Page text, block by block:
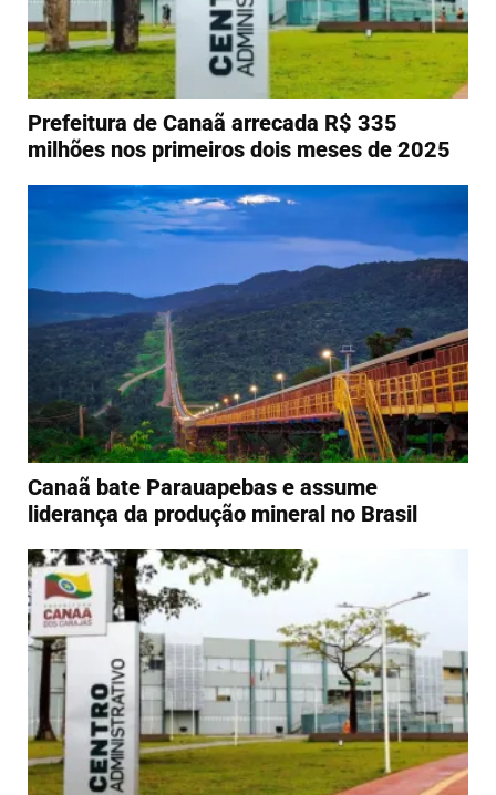
Prefeitura de Canaã arrecada R$ 335
milhões nos primeiros dois meses de 2025
Canaã bate Parauapebas e assume
liderança da produção mineral no Brasil